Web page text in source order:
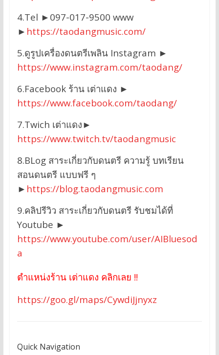
4.Tel ►097-017-9500 www
► https://taodangmusic.com/
5.ดูรูปเครื่องดนตรีเพลิน Instagram ►
https://www.instagram.com/taodang/
6.Facebook ร้าน เต่าแดง ►
https://www.facebook.com/taodang/
7.Twich เต่าแดง►
https://www.twitch.tv/taodangmusic
8.BLog สาระเกี่ยวกับดนตรี ความรู้ บทเรียน
สอนดนตรี แบบฟรี ๆ
► https://blog.taodangmusic.com
9.คลิปรีวิว สาระเกี่ยวกับดนตรี รับชมได้ที่
Youtube ►
https://www.youtube.com/user/AIBluesod
a
ตำแหน่งร้าน เต่าแดง คลิกเลย !!
https://goo.gl/maps/CywdiJjnyxz
Quick Navigation